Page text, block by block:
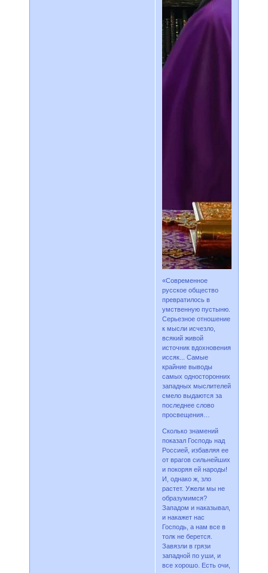
«Современное
русское общество
превратилось в
умственную пустыню.
Серьезное отношение
к мысли исчезло,
всякий живой
источник вдохновения
иссяк... Самые
крайние выводы
самых односторонних
западных мыслителей
смело выдаются за
последнее слово
просвещения…
Сколько знамений
показал Господь над
Россией, избавляя ее
от врагов сильнейших
и покоряя ей народы!
И, однако ж, зло
растет. Ужели мы не
образумимся?
Западом и наказывал,
и накажет нас
Господь, а нам все в
толк не берется.
Завязли в грязи
западной по уши, и
все хорошо. Есть очи,